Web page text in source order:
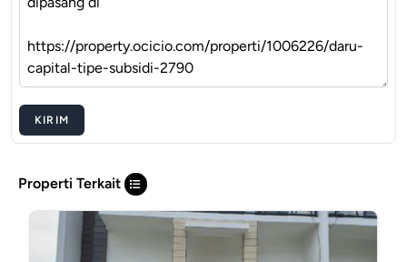
KIRIM
Properti Terkait